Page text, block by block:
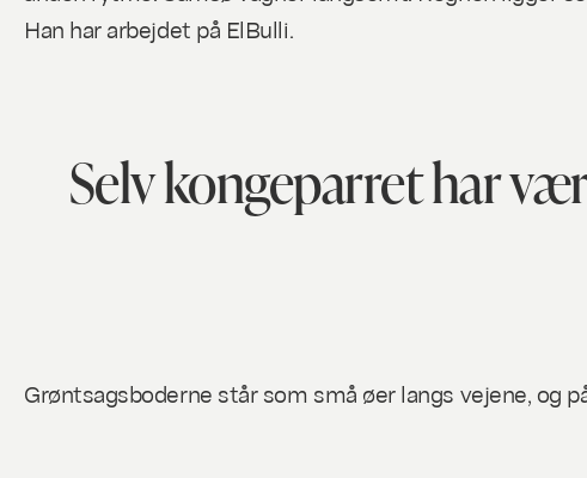
Han har arbejdet på ElBulli.
Selv kongeparret har
Grøntsagsboderne står som små øer langs vejene, og